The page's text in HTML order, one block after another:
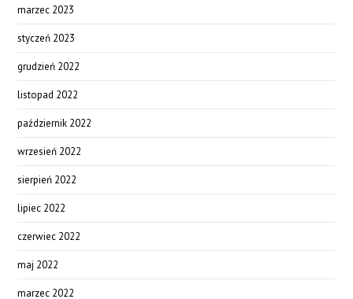
marzec 2023
styczeń 2023
grudzień 2022
listopad 2022
październik 2022
wrzesień 2022
sierpień 2022
lipiec 2022
czerwiec 2022
maj 2022
marzec 2022